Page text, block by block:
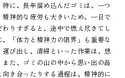
に、長年溜め込んだゴミは、一つ
神的な疲労も大きいため、一日で
りすぎると、途中で燃え尽きてし
「体力と精神力の限界」も重要な
び出し、清掃といった作業は、想
た、ゴミの山の中から思い出の品
き合ったりする過程は、精神的に